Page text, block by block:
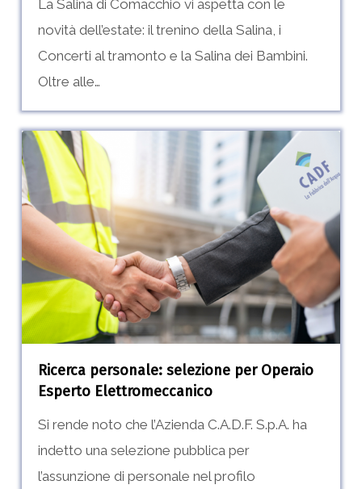
La Salina di Comacchio vi aspetta con le
novità dell’estate: il trenino della Salina, i
Concerti al tramonto e la Salina dei Bambini.
Oltre alle…
Ricerca
personale:
selezione
per
Operaio
Esperto
Elettromeccanico
Ricerca personale: selezione per Operaio
Esperto Elettromeccanico
Si rende noto che l’Azienda C.A.D.F. S.p.A. ha
indetto una selezione pubblica per
l’assunzione di personale nel profilo